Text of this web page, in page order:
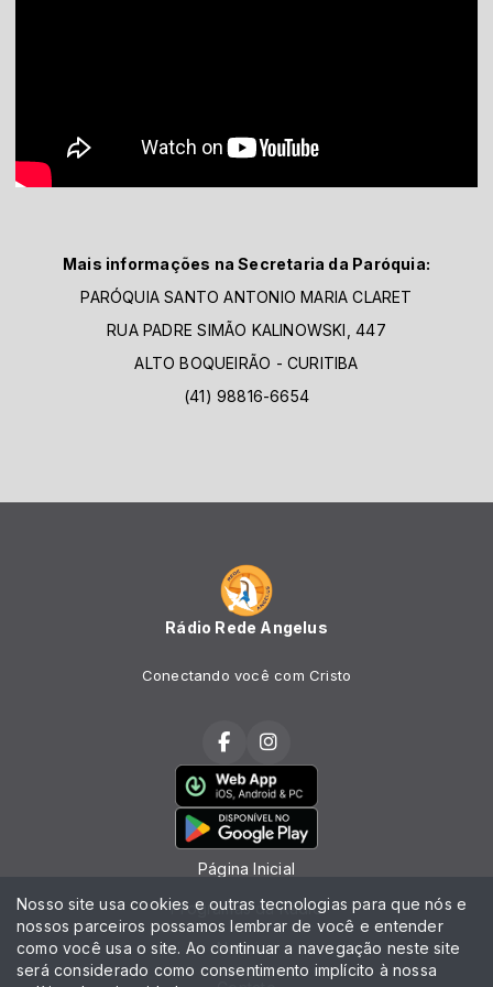
Mais informações na Secretaria da Paróquia:
PARÓQUIA SANTO ANTONIO MARIA CLARET
RUA PADRE SIMÃO KALINOWSKI, 447
ALTO BOQUEIRÃO - CURITIBA
(41) 98816-6654
Rádio Rede Angelus
Conectando você com Cristo
Página Inicial
Programas da Rádio
Notícias
Nosso site usa cookies e outras tecnologias para que nós e
nossos parceiros possamos lembrar de você e entender
como você usa o site. Ao continuar a navegação neste site
será considerado como consentimento implícito à nossa